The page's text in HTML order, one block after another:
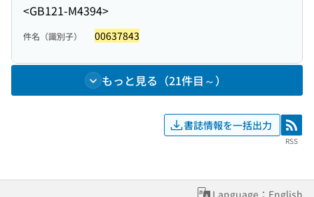
<GB121-M4394>
件名（識別子） 00637843
もっと見る（21件目～）
書誌情報を一括出力 RSS
RSS
Language：English